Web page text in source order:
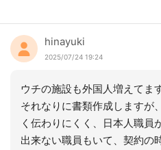
hinayuki
2025/07/24 19:24
ウチの施設も外国人増えてま
それなりに書類作成しますが
く伝わりにくく、日本人職員
出来ない職員もいて、契約の